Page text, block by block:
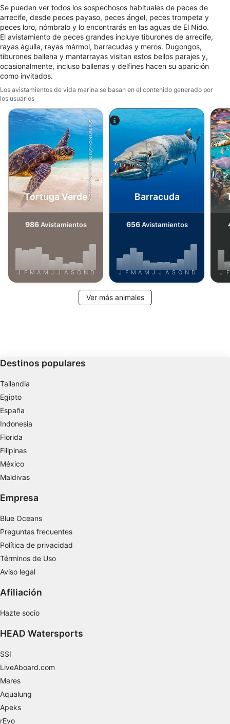
Se pueden ver todos los sospechosos habituales de peces de
arrecife, desde peces payaso, peces ángel, peces trompeta y
peces loro, nómbralo y lo encontrarás en las aguas de El Nido.
El avistamiento de peces grandes incluye tiburones de arrecife,
rayas águila, rayas mármol, barracudas y meros. Dugongos,
tiburones ballena y mantarrayas visitan estos bellos parajes y,
ocasionalmente, incluso ballenas y delfines hacen su aparición
como invitados.
Los avistamientos de vida marina se basan en el contenido generado por
los usuarios
Shutterstock-Shane Myers Photography
Tortuga Verde
986Avistamientos
J F M A M J J A S O N D
iStock-Global_Pics
Barracuda
656Avistamientos
J F M A M J J A S O N D J F
Ver más animales
Destinos populares
Tailandia
Egipto
España
Indonesia
Florida
Filipinas
México
Maldivas
Empresa
Blue Oceans
Preguntas frecuentes
Política de privacidad
Términos de Uso
Aviso legal
Afiliación
Hazte socio
HEAD Watersports
SSI
LiveAboard.com
Mares
Aqualung
Apeks
rEvo
De publicidad